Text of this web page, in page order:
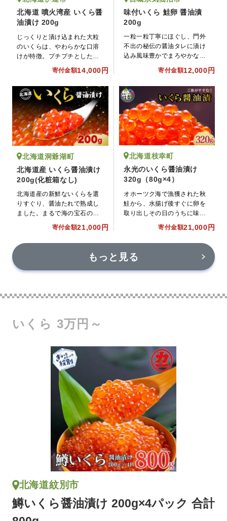
北海道 噴火湾産 いくら醤
油漬け 200g
じっくりと漬け込まれた大粒
のいくらは、やわらかな口溶
けが特徴。プチプチとした食
感で、とろけるような甘さが
たまりません。昆布が効いた
特製たれが、いくらの美味し
さを引き立てます。後引く美
味しさがお口に広がります。
寄付金額14,000円
味付いくら 鮭卵 醤油漬
200g
一粒一粒丁寧にほぐし、門外
不出の秘伝の醤油タレに漬け
込み風味豊かでまろやかな味
に仕上げています。塩分が控
えめで、やさしい味付けのた
め、小さなお子様や女性の方
からも好まれます。
寄付金額12,000円
北海道洞爺湖町
北海道産 いくら醤油漬け
200g(化粧箱なし)
北海道産の新鮮ないくらを選
りすぐり、醤油たれで熟成し
ました。まるで海の宝石のよ
うなイクラは、そのひと粒ひ
と粒に、旨みが凝縮されてい
ます。ひと口食べれば、プチ
っとはじけ、とろけるような
濃厚な味わいが広がります。
寄付金額21,000円
北海道枝幸町
永光のいくら醤油漬け
320g（80g×4）
オホーツク海で漁獲された秋
鮭から、水揚げ後すぐに卵を
取り出しその日のうちに味付
け加工しています。色鮮やか
なオレンジ色の粒が口の中で
はじけます。
寄付金額21,000円
もっと見る
いくら 3万円～
北海道紋別市
鱒いくら醤油漬け 200g×4パック 合計